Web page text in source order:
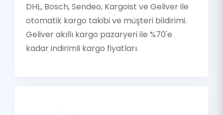
DHL, Bosch, Sendeo, Kargoist ve Geliver ile
otomatik kargo takibi ve müşteri bildirimi.
Geliver akıllı kargo pazaryeri ile %70'e
kadar indirimli kargo fiyatları.